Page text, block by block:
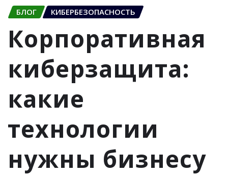
БЛОГ КИБЕРБЕЗОПАСНОСТЬ
Корпоративная
киберзащита:
какие
технологии
нужны бизнесу